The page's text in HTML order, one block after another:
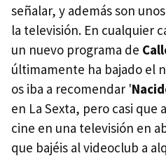
señalar, y además son
la televisión. En cualquier
un nuevo programa de
últimamente ha bajado el
os iba a recomendar '
en La Sexta, pero casi
cine en una televisión en
que bajéis al videoclub a